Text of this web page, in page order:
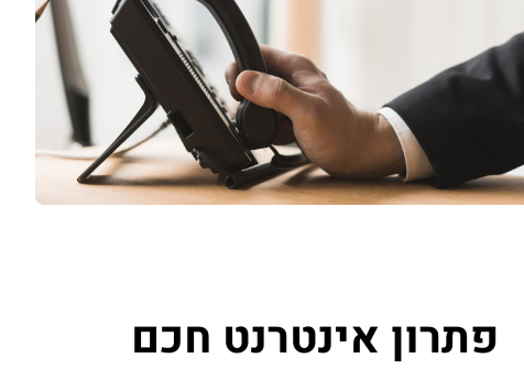
פתרון אינטרנט חכם